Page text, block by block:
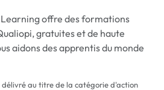
offre des formations
gratuites et de haute
aidons des apprentis du monde
au titre de la catégorie d'action